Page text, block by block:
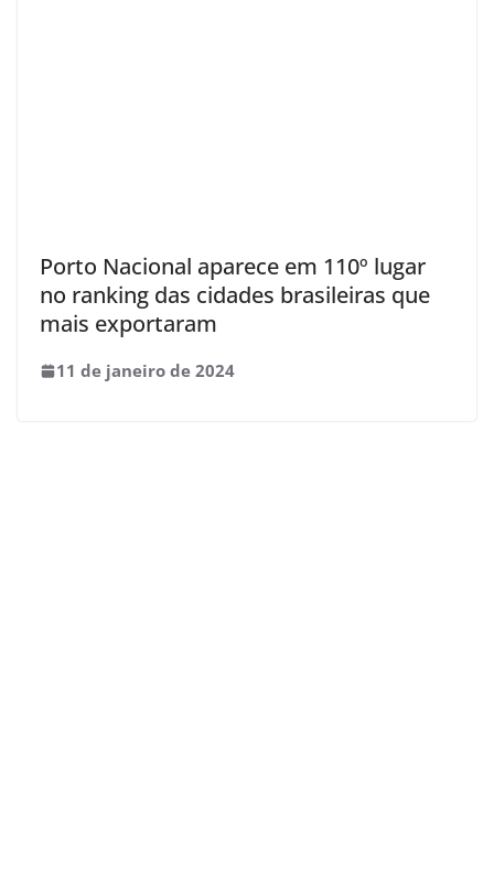
Porto Nacional aparece em 110º lugar
no ranking das cidades brasileiras que
mais exportaram
11 de janeiro de 2024